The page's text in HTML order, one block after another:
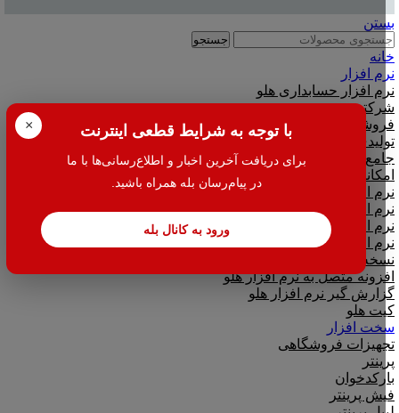
× با توجه به شرایط قطعی اینترنت
برای دریافت آخرین اخبار و اطلاع‌رسانی‌ها با ما
در پیام‌رسان بله همراه باشید.
ورود به کانال بله
بستن
جستجو
خانه
نرم افزار
نرم افزار حسابداری هلو
شرکتی
فروشگاهی
تولیدی
جامع و صنعتی
امکانات افزودنی ( کیت های عمومی )
نرم افزار حسابداری اسپاد
نرم افزارهای مشاغل
نرم افزار تحت وب|بدکا
نرم افزار CRM|لینک به هلو
نسخه آموزشی حسابداری هلو
افزونه متصل به نرم افزار هلو
گزارش گیر نرم افزار هلو
کیت هلو
سخت افزار
تجهیزات فروشگاهی
پرینتر
بارکدخوان
فیش پرینتر